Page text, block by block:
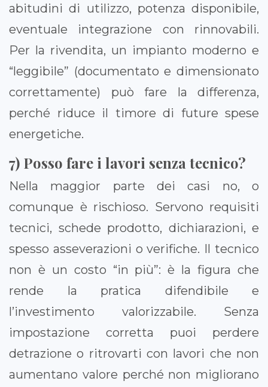
abitudini di utilizzo, potenza disponibile,
eventuale integrazione con rinnovabili.
Per la rivendita, un impianto moderno e
“leggibile” (documentato e dimensionato
correttamente) può fare la differenza,
perché riduce il timore di future spese
energetiche.
7) Posso fare i lavori senza tecnico?
Nella maggior parte dei casi no, o
comunque è rischioso. Servono requisiti
tecnici, schede prodotto, dichiarazioni, e
spesso asseverazioni o verifiche. Il tecnico
non è un costo “in più”: è la figura che
rende la pratica difendibile e
l’investimento valorizzabile. Senza
impostazione corretta puoi perdere
detrazione o ritrovarti con lavori che non
aumentano valore perché non migliorano